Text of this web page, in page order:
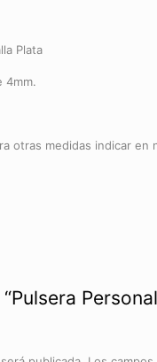
Plata
4mm.
otras medidas indicar en